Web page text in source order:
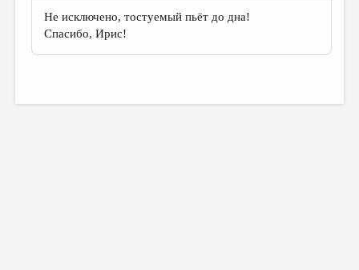
Не исключено, тостуемый пьёт до дна!
Спасибо, Ирис!